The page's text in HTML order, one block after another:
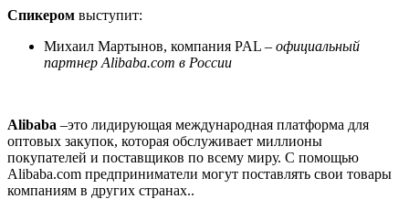
Спикером выступит:
Михаил Мартынов, компания PAL – официальный
партнер Alibaba.com в России
Alibaba –это лидирующая международная платформа для
оптовых закупок, которая обслуживает миллионы
покупателей и поставщиков по всему миру. С помощью
Alibaba.com предприниматели могут поставлять свои товары
компаниям в других странах..